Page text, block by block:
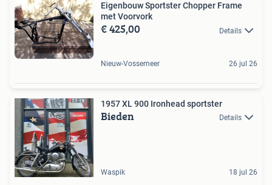
Eigenbouw Sportster Chopper Frame
met Voorvork
€ 425,00 Details
Nieuw-Vossemeer 26 jul 26
1957 XL 900 Ironhead sportster
Bieden Details
Waspik 18 jul 26